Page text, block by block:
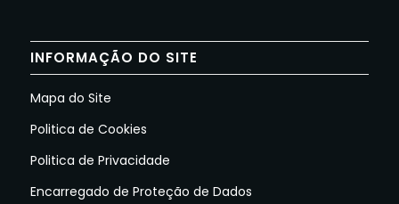
INFORMAÇÃO DO SITE
Mapa do Site
Politica de Cookies
Politica de Privacidade
Encarregado de Proteção de Dados